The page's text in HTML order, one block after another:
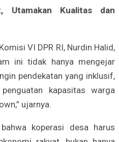
Utamakan Kualitas dan
VI DPR RI, Nurdin Halid,
ini tidak hanya mengejar
pendekatan yang inklusif,
kapasitas warga
ujarnya.
koperasi desa harus